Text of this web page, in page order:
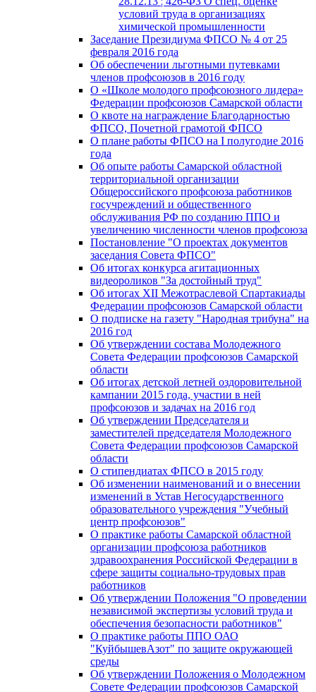
условий труда в организациях
химической промышленности
Заседание Президиума ФПСО № 4 от 25
февраля 2016 года
Об обеспечении льготными путевками
членов профсоюзов в 2016 году
О «Школе молодого профсоюзного лидера»
Федерации профсоюзов Самарской области
О квоте на награждение Благодарностью
ФПСО, Почетной грамотой ФПСО
О плане работы ФПСО на I полугодие 2016
года
Об опыте работы Самарской областной
территориальной организации
Общероссийского профсоюза работников
госучреждений и общественного
обслуживания РФ по созданию ППО и
увеличению численности членов профсоюза
Постановление "О проектах документов
заседания Совета ФПСО"
Об итогах конкурса агитационных
видеороликов "За достойный труд"
Об итогах XII Межотраслевой Спартакиады
Федерации профсоюзов Самарской области
О подписке на газету "Народная трибуна" на
2016 год
Об утверждении состава Молодежного
Совета Федерации профсоюзов Самарской
области
Об итогах детской летней оздоровительной
кампании 2015 года, участии в ней
профсоюзов и задачах на 2016 год
Об утверждении Председателя и
заместителей председателя Молодежного
Совета Федерации профсоюзов Самарской
области
О стипендиатах ФПСО в 2015 году
Об изменении наименований и о внесении
изменений в Устав Негосударственного
образовательного учреждения "Учебный
центр профсоюзов"
О практике работы Самарской областной
организации профсоюза работников
здравоохранения Российской Федерации в
сфере защиты социально-трудовых прав
работников
Об утверждении Положения "О проведении
независимой экспертизы условий труда и
обеспечения безопасности работников"
О практике работы ППО ОАО
"КуйбышевАзот" по защите окружающей
среды
Об утверждении Положения о Молодежном
Совете Федерации профсоюзов Самарской